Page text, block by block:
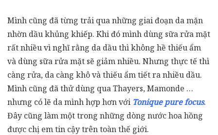
Mình cũng đã từng trải qua những giai đoạn da mặn
nhờn dầu khủng khiếp. Khi đó mình dùng sữa rửa mặt
rất nhiều vì nghĩ rằng da dầu thì không hề thiếu ẩm
và dùng sữa rửa mặt sẽ giảm nhiều. Nhưng thực tế thì
càng rửa, da càng khô và thiếu ẩm tiết ra nhiều dầu.
Mình cũng đã thử dùng qua Thayers, Mamonde …
nhưng có lẽ da mình hợp hơn với Tonique pure focus.
Đây cũng làm một trong những dòng nước hoa hồng
được chị em tin cậy trên toàn thế giới.